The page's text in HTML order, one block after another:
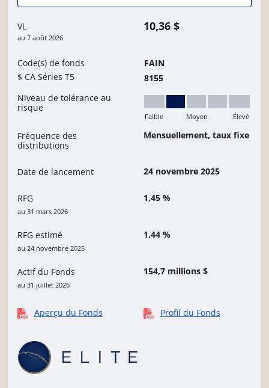
VL
au 7 août 2026
10,36 $
Code(s) de fonds
$ CA Séries T5
FAIN
8155
Niveau de tolérance au
risque
Faible à moyen
Faible Moyen Élevé
Fréquence des
distributions
Mensuellement, taux fixe
Date de lancement 24 novembre 2025
RFG
au 31 mars 2026
1,45 %
RFG estimé
au 24 novembre 2025
1,44 %
Actif du Fonds
au 31 juillet 2026
154,7 millions $
Aperçu du Fonds Profil du Fonds